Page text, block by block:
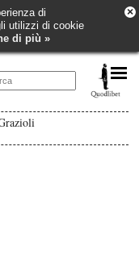
di
utilizzi di cookie
di più »
×